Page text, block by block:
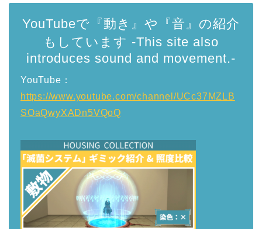
YouTubeで『動き』や『音』の紹介
もしています -This site also
introduces sound and movement.-
YouTube：
https://www.youtube.com/channel/UCc37MZLB
SOaQwyXADn5VQoQ